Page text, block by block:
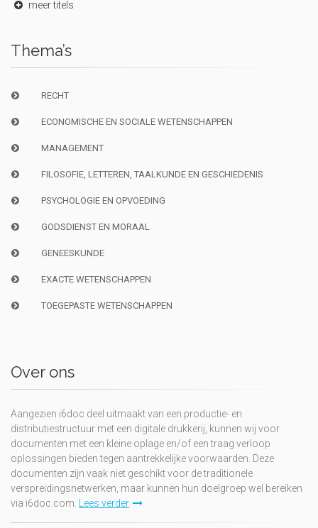
meer titels
Thema’s
RECHT
ECONOMISCHE EN SOCIALE WETENSCHAPPEN
MANAGEMENT
FILOSOFIE, LETTEREN, TAALKUNDE EN GESCHIEDENIS
PSYCHOLOGIE EN OPVOEDING
GODSDIENST EN MORAAL
GENEESKUNDE
EXACTE WETENSCHAPPEN
TOEGEPASTE WETENSCHAPPEN
Over ons
Aangezien i6doc deel uitmaakt van een productie- en
distributiestructuur met een digitale drukkerij, kunnen wij voor
documenten met een kleine oplage en/of een traag verloop
oplossingen bieden tegen aantrekkelijke voorwaarden. Deze
documenten zijn vaak niet geschikt voor de traditionele
verspreidingsnetwerken, maar kunnen hun doelgroep wel bereiken
via i6doc.com.
Lees verder